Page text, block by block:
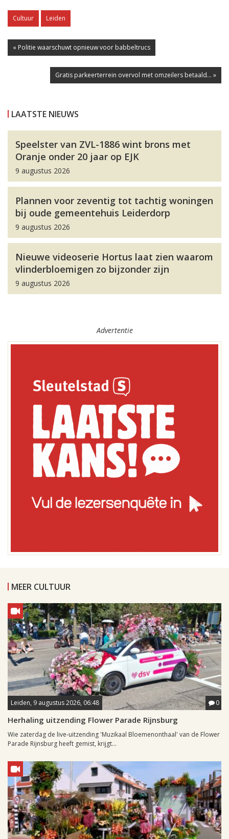
Cultuur Leiden
« Politie waarschuwt opnieuw voor babbeltrucs
Gratis parkeerterrein overvol met omzeilers betaald... »
LAATSTE NIEUWS
Speelster van ZVL-1886 wint brons met
Oranje onder 20 jaar op EJK
9 augustus 2026
Plannen voor zeventig tot tachtig woningen
bij oude gemeentehuis Leiderdorp
9 augustus 2026
Nieuwe videoserie Hortus laat zien waarom
vlinderbloemigen zo bijzonder zijn
9 augustus 2026
Advertentie
MEER CULTUUR
Leiden, 9 augustus 2026, 06:48 0
Herhaling uitzending Flower Parade Rijnsburg
Wie zaterdag de live-uitzending 'Muzikaal Bloemenonthaal' van de Flower
Parade Rijnsburg heeft gemist, krijgt...